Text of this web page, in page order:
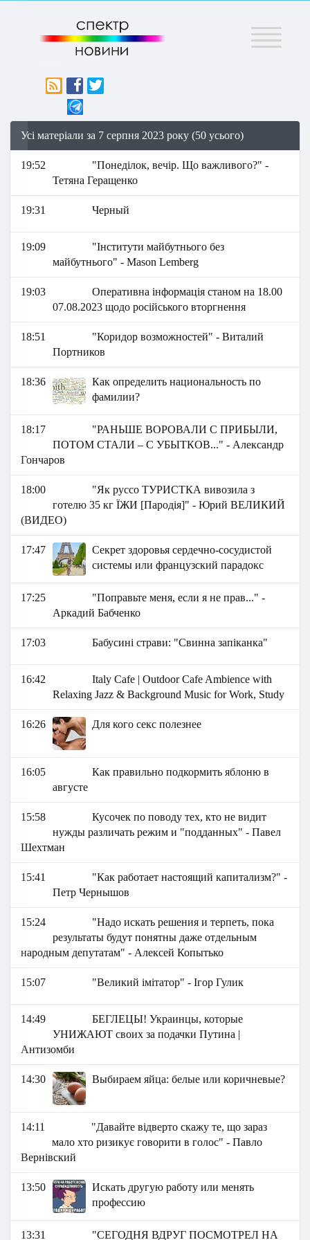
Меню
Усі матеріали за 7 серпня 2023 року (50 усього)
19:52
"Понеділок, вечір. Що важливого?" -
Тетяна Геращенко
19:31 Черный
19:09
"Інститути майбутнього без
майбутнього" - Mason Lemberg
19:03
Оперативна інформація станом на 18.00
07.08.2023 щодо російського вторгнення
18:51
"Коридор возможностей" - Виталий
Портников
18:36
Как определить национальность по
фамилии?
18:17
"РАНЬШЕ ВОРОВАЛИ С ПРИБЫЛИ,
ПОТОМ СТАЛИ – С УБЫТКОВ..." - Александр
Гончаров
18:00
"Як руссо ТУРИСТКА вивозила з
готелю 35 кг ЇЖИ [Пародія]" - Юрий ВЕЛИКИЙ
(ВИДЕО)
17:47
Секрет здоровья сердечно-сосудистой
системы или французский парадокс
17:25
"Поправьте меня, если я не прав..." -
Аркадий Бабченко
17:03 Бабусині страви: "Свинна запіканка"
16:42
Italy Cafe | Outdoor Cafe Ambience with
Relaxing Jazz & Background Music for Work, Study
16:26 Для кого секс полезнее
16:05
Как правильно подкормить яблоню в
августе
15:58
Кусочек по поводу тех, кто не видит
нужды различать режим и "подданных" - Павел
Шехтман
15:41
"Как работает настоящий капитализм?" -
Петр Чернышов
15:24
"Надо искать решения и терпеть, пока
результаты будут понятны даже отдельным
народным депутатам" - Алексей Копытько
15:07 "Великий імітатор" - Ігор Гулик
14:49
БЕГЛЕЦЫ! Украинцы, которые
УНИЖАЮТ своих за подачки Путина |
Антизомби
14:30 Выбираем яйца: белые или коричневые?
14:11
"Давайте відверто скажу те, що зараз
мало хто ризикує говорити в голос" - Павло
Вернівский
13:50
Искать другую работу или менять
профессию
13:31 "СЕГОДНЯ ВДРУГ ПОСМОТРЕЛ НА